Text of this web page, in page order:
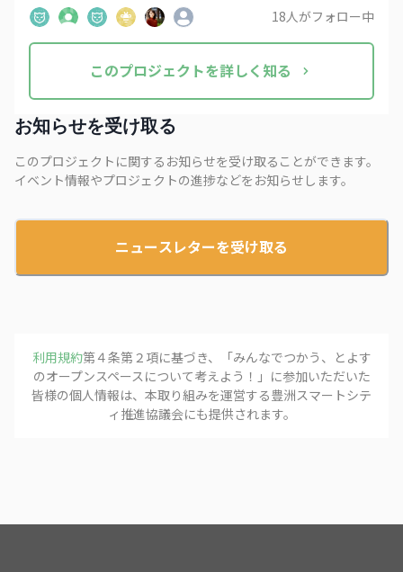
18人がフォロー中
このプロジェクトを詳しく知る
お知らせを受け取る
このプロジェクトに関するお知らせを受け取ることができます。
イベント情報やプロジェクトの進捗などをお知らせします。
ニュースレターを受け取る
利用規約第４条第２項に基づき、「みんなでつかう、とよす
のオープンスペースについて考えよう！ 」に参加いただいた
皆様の個人情報は、本取り組みを運営する豊洲スマートシテ
ィ推進協議会にも提供されます。